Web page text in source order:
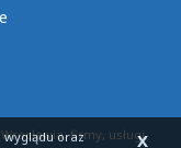
firmy, usługi,
X
oraz